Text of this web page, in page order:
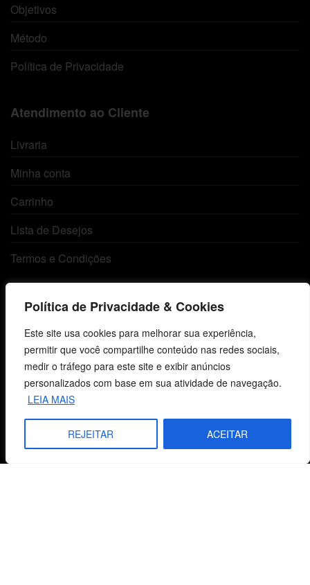
Política de Privacidade & Cookies
Este site usa cookies para melhorar sua experiência,
permitir que você compartilhe conteúdo nas redes sociais,
medir o tráfego para este site e exibir anúncios
personalizados com base em sua atividade de navegação.
LEIA MAIS
REJEITAR ACEITAR
Objetivos
Método
Política de Privacidade
Atendimento ao Cliente
Livraria
Minha conta
Carrinho
Lista de Desejos
Termos e Condições
Centro de Estudos Bíblicos
CNPJ: 29.832.607/0001-10
São Leopoldo, RS, Brasil
Fale Conosco
vendas@cebi.org.br